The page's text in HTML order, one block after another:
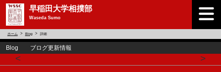
早稲田大学相撲部
Waseda Sumo
ホーム Blog 詳細
Blog ブログ更新情報
< >